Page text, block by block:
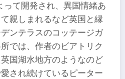
って開発され、異国情緒あ
親しまれるなど英国と縁
ンテラスのコッテージガ
では、作者のビアトリク
国湖水地方のようなのど
され続けているピーター